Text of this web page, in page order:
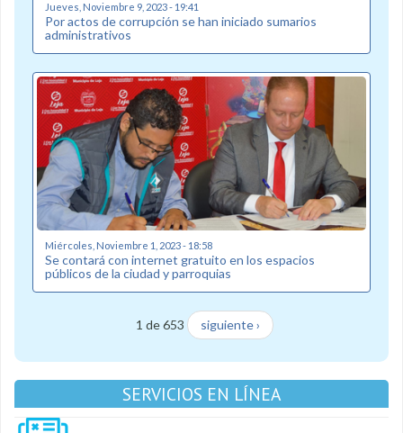
Jueves, Noviembre 9, 2023 - 19:41
Por actos de corrupción se han iniciado sumarios
administrativos
Miércoles, Noviembre 1, 2023 - 18:58
Se contará con internet gratuito en los espacios
públicos de la ciudad y parroquias
1 de 653 siguiente ›
SERVICIOS EN LÍNEA